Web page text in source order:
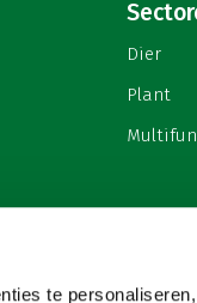
te
Dier
Plant